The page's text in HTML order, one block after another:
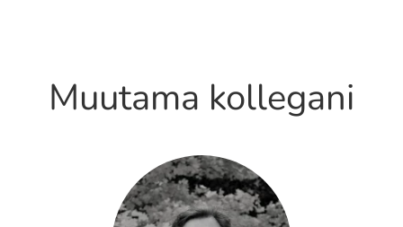
Muutama kollegani